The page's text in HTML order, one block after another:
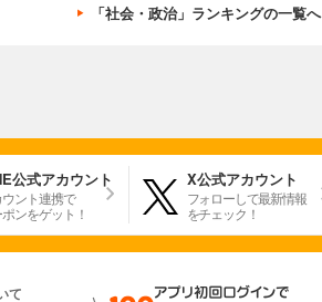
「社会・政治」ランキングの一覧へ
公式アカウント
ウント連携で
ンをゲット！
X公式アカウント
フォローして最新情報
をチェック！
て